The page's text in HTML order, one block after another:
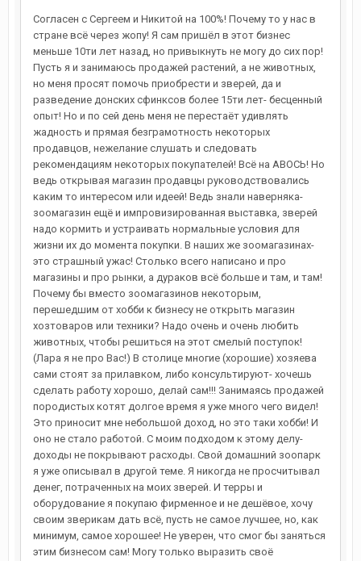
Cогласен с Сергеем и Никитой на 100%! Почему то у нас в
стране всё через жопу! Я сам пришёл в этот бизнес
меньше 10ти лет назад, но привыкнуть не могу до сих пор!
Пусть я и занимаюсь продажей растений, а не животных,
но меня просят помочь приобрести и зверей, да и
разведение донских сфинксов более 15ти лет- бесценный
опыт! Но и по сей день меня не перестаёт удивлять
жадность и прямая безграмотность некоторых
продавцов, нежелание слушать и следовать
рекомендациям некоторых покупателей! Всё на АВОСЬ! Но
ведь открывая магазин продавцы руководствовались
каким то интересом или идеей! Ведь знали наверняка-
зоомагазин ещё и импровизированная выставка, зверей
надо кормить и устраивать нормальные условия для
жизни их до момента покупки. В наших же зоомагазинах-
это страшный ужас! Столько всего написано и про
магазины и про рынки, а дураков всё больше и там, и там!
Почему бы вместо зоомагазинов некоторым,
перешедшим от хобби к бизнесу не открыть магазин
хозтоваров или техники? Надо очень и очень любить
животных, чтобы решиться на этот смелый поступок!
(Лара я не про Вас!) В столице многие (хорошие) хозяева
сами стоят за прилавком, либо консультируют- хочешь
сделать работу хорошо, делай сам!!! Занимаясь продажей
породистых котят долгое время я уже много чего видел!
Это приносит мне небольшой доход, но это таки хобби! И
оно не стало работой. С моим подходом к этому делу-
доходы не покрывают расходы. Свой домашний зоопарк
я уже описывал в другой теме. Я никогда не просчитывал
денег, потраченных на моих зверей. И терры и
оборудование я покупаю фирменное и не дешёвое, хочу
своим зверикам дать всё, пусть не самое лучшее, но, как
минимум, самое хорошее! Не уверен, что смог бы заняться
этим бизнесом сам! Могу только выразить своё